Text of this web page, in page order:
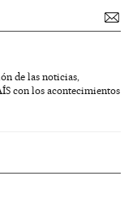
de las noticias,
con los acontecimientos